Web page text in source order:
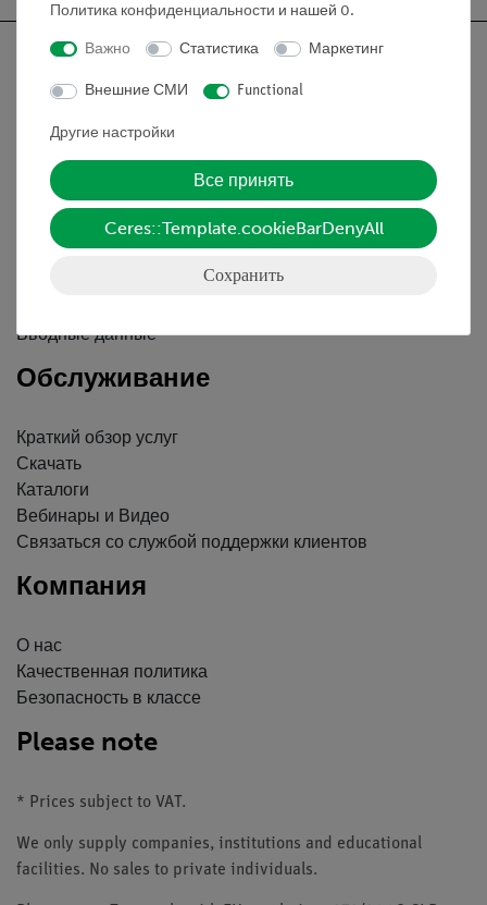
Информация
Условия сотрудничества
Вводные данные
Обслуживание
Краткий обзор услуг
Скачать
Каталоги
Вебинары и Видео
Связаться со службой поддержки клиентов
Компания
О нас
Качественная политика
Безопасность в классе
Please note
* Prices subject to VAT.
We only supply companies, institutions and educational
facilities. No sales to private individuals.
Политика конфиденциальности и нашей 0.
Важно Статистика Маркетинг
Внешние СМИ Functional
Другие настройки
Все принять
Ceres::Template.cookieBarDenyAll
Сохранить